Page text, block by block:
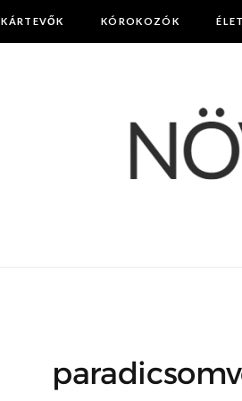
KÁRTEVŐK KÓROKOZÓK